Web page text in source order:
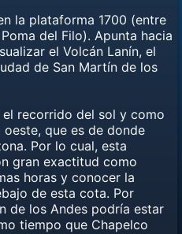
la plataforma 1700 (entre
del Filo). Apunta hacia
el Volcán Lanín, el
de San Martín de los
recorrido del sol y como
que es de donde
Por lo cual, esta
gran exactitud como
horas y conocer la
de esta cota. Por
de los Andes podría estar
tiempo que Chapelco